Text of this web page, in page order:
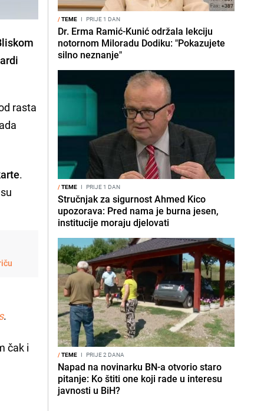
rasta
.
.
čak i
/TEME I PRIJE 1 DAN
Dr. Erma Ramić-Kunić održala lekciju
notornom Miloradu Dodiku: "Pokazujete
silno neznanje"
/TEME I PRIJE 1 DAN
Stručnjak za sigurnost Ahmed Kico
upozorava: Pred nama je burna jesen,
institucije moraju djelovati
/TEME I PRIJE 2 DANA
Napad na novinarku BN-a otvorio staro
pitanje: Ko štiti one koji rade u interesu
javnosti u BiH?